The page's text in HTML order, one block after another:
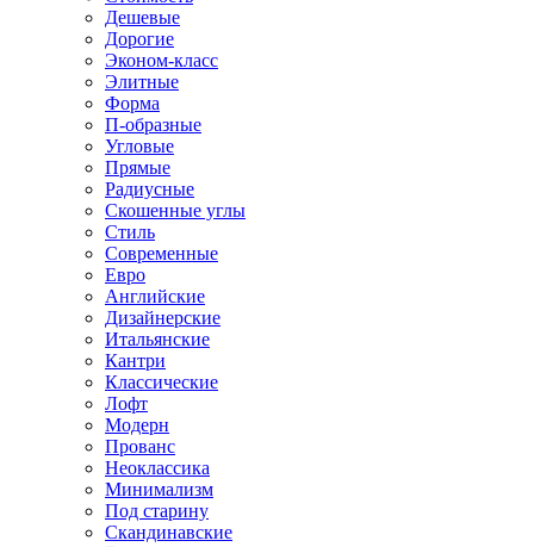
Дешевые
Дорогие
Эконом-класс
Элитные
Форма
П-образные
Угловые
Прямые
Радиусные
Скошенные углы
Стиль
Современные
Евро
Английские
Дизайнерские
Итальянские
Кантри
Классические
Лофт
Модерн
Прованс
Неоклассика
Минимализм
Под старину
Скандинавские